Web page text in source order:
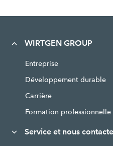
WIRTGEN GROUP
Entreprise
Développement durable
Carrière
Formation professionnelle
Service et nous